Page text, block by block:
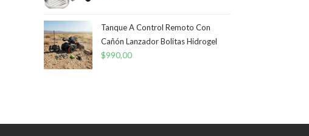
Tanque A Control Remoto Con
Cañón Lanzador Bolitas Hidrogel
$990,00